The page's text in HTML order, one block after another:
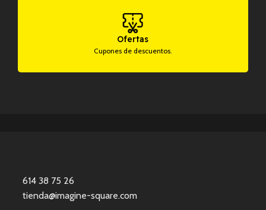
Ofertas
Cupones de descuentos.
614 38 75 26
tienda@imagine-square.com